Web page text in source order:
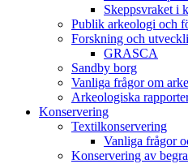
Skeppsvraket i
Publik arkeologi och
Forskning och
GRASCA
Sandby borg
Vanliga frågor om
Arkeologiska
Konservering
Textilkonservering
Vanliga frågor
Konservering av